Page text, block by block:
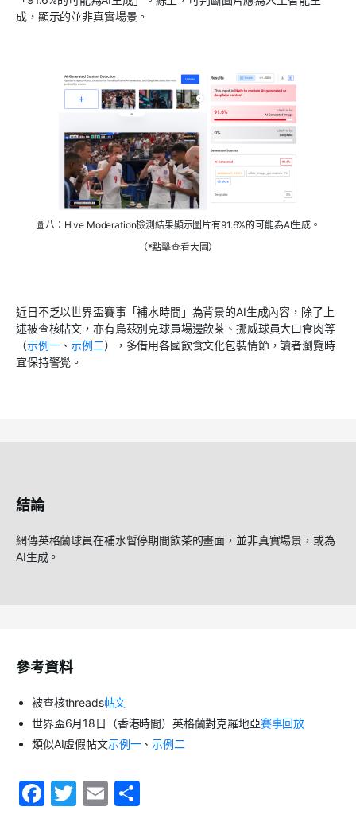
成，顯示的並非真實場景。
圖八：Hive Moderation檢測結果顯示圖片有91.6%的可能為AI生成。
（*點擊查看大圖）
近日不乏以世界盃賽事「補水時間」為背景的AI生成內容，除了上
述被查核帖文，亦有烏茲別克球員場邊飲茶、挪威球員大口食肉等
（示例一、示例二），多借用各國飲食文化包裝情節，讀者瀏覽時
宜保持警覺。
結論
網傳英格蘭球員在補水暫停期間飲茶的畫面，並非真實場景，或為
AI生成。
參考資料
被查核threads帖文
世界盃6月18日（香港時間）英格蘭對克羅地亞賽事回放
類似AI虛假帖文示例一、示例二
F
T
E